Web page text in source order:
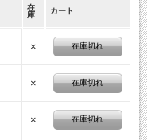
在
庫
カート
× 在庫切れ
× 在庫切れ
× 在庫切れ